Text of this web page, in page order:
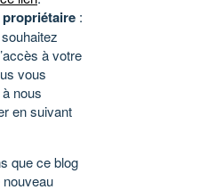
:
à votre
vous
nous
en suivant
que ce blog